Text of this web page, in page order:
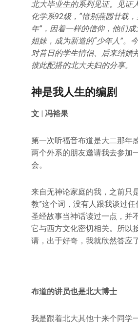
北大毕业生的系列见证。见证
化学系92级，“惜别燕园廿载
年”，因着一样的信仰，他们
姐妹，成为新造的“少年人”。
对昔日的学生情侣、后来结婚
彼此配搭的北大夫妇的分享。
神是我人生的编剧
文 | 冯裕果
第一次听福音布道是大二那年
两个外系的朋友邀请我去参加
会。
来自无神论家庭的我，之前只
教”这个词，没有人跟我谈过任
圣经故事当神话读过一点，并
它与西方文化密切相关。所以
请，出于好奇，我就欣然答应了
布道的讲员也是北大博士
我是跟着北大其他十来个同学